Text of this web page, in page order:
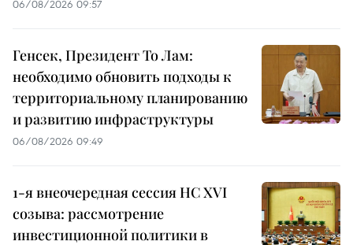
06/08/2026 09:57
Генсек, Президент То Лам:
необходимо обновить подходы к
территориальному планированию
и развитию инфраструктуры
06/08/2026 09:49
1-я внеочередная сессия НС XVI
созыва: рассмотрение
инвестиционной политики в